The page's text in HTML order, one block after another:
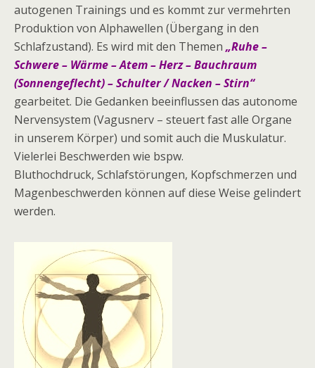
autogenen Trainings und es kommt zur vermehrten
Produktion von Alphawellen (Übergang in den
Schlafzustand). Es wird mit den Themen „Ruhe –
Schwere – Wärme – Atem – Herz – Bauchraum
(Sonnengeflecht) – Schulter / Nacken – Stirn“
gearbeitet. Die Gedanken beeinflussen das autonome
Nervensystem (Vagusnerv – steuert fast alle Organe
in unserem Körper) und somit auch die Muskulatur.
Vielerlei Beschwerden wie bspw.
Bluthochdruck, Schlafstörungen, Kopfschmerzen und
Magenbeschwerden können auf diese Weise gelindert
werden.